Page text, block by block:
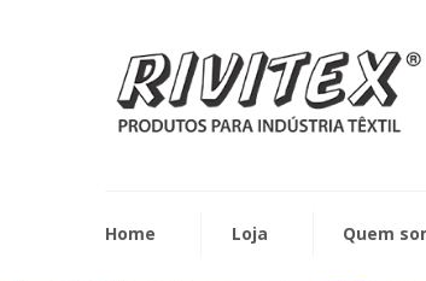
Home Loja Quem